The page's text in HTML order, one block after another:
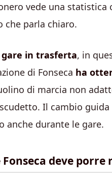
vede una statistica
che parla chiaro.
in trasferta, in
di Fonseca ha
di marcia non
Il cambio
anche durante le gare.
deve porre